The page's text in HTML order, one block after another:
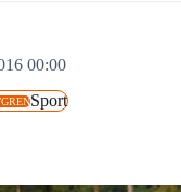
00:00
Sport